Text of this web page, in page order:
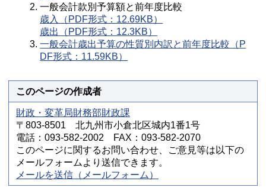
一般会計款別予算額と前年度比較
歳入（PDF形式：12.69KB）
歳出（PDF形式：12.3KB）
一般会計歳出予算の性質別内訳と前年度比較（P
DF形式：11.59KB）
このページの作成者
財政・変革局財務部財政課
〒803-8501 北九州市小倉北区城内1番1号
電話：093-582-2002 FAX：093-582-2070
このページに関するお問い合わせ、ご意見等は以下の
メールフォームより送信できます。
メールを送信（メールフォーム）